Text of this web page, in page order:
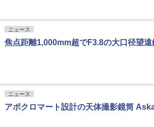
ニュース
焦点距離1,000mm超でF3.8の大口径望遠
ニュース
アポクロマート設計の天体撮影鏡筒